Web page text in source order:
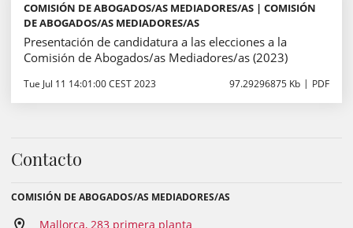
COMISIÓN DE ABOGADOS/AS MEDIADORES/AS | COMISIÓN
DE ABOGADOS/AS MEDIADORES/AS
Presentación de candidatura a las elecciones a la
Comisión de Abogados/as Mediadores/as (2023)
Tue Jul 11 14:01:00 CEST 2023 97.29296875 Kb PDF
Contacto
COMISIÓN DE ABOGADOS/AS MEDIADORES/AS
Mallorca, 283 primera planta